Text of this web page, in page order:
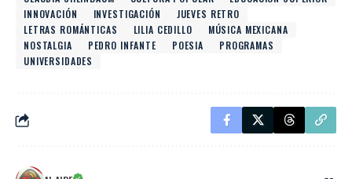
INNOVACIÓN
INVESTIGACIÓN
JUEVES RETRO
LETRAS ROMÁNTICAS
LILIA CEDILLO
MÚSICA MEXICANA
NOSTALGIA
PEDRO INFANTE POESIA
PROGRAMAS
UNIVERSIDADES